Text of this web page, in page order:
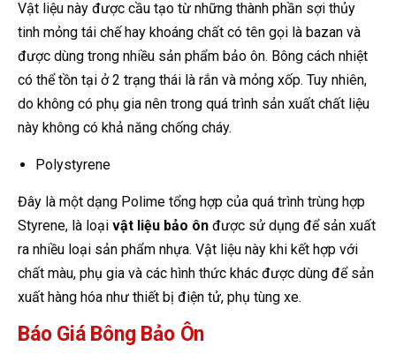
Vật liệu này được cầu tạo từ những thành phần sợi thủy
tinh mỏng tái chế hay khoáng chất có tên gọi là bazan và
được dùng trong nhiều sản phẩm bảo ôn. Bông cách nhiệt
có thể tồn tại ở 2 trạng thái là rắn và mỏng xốp. Tuy nhiên,
do không có phụ gia nên trong quá trình sản xuất chất liệu
này không có khả năng chống cháy.
Polystyrene
Đây là một dạng Polime tổng hợp của quá trình trùng hợp
Styrene, là loại vật liệu bảo ôn được sử dụng để sản xuất
ra nhiều loại sản phẩm nhựa. Vật liệu này khi kết hợp với
chất màu, phụ gia và các hình thức khác được dùng để sản
xuất hàng hóa như thiết bị điện tử, phụ tùng xe.
Báo Giá Bông Bảo Ôn